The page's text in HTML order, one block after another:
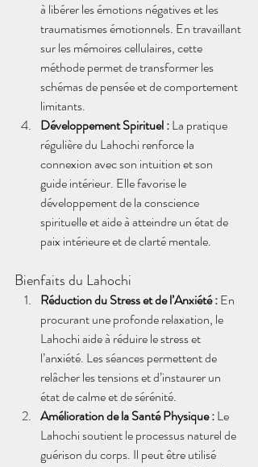
à libérer les émotions négatives et les
traumatismes émotionnels. En travaillant
sur les mémoires cellulaires, cette
méthode permet de transformer les
schémas de pensée et de comportement
limitants.
Développement Spirituel : La pratique
régulière du Lahochi renforce la
connexion avec son intuition et son
guide intérieur. Elle favorise le
développement de la conscience
spirituelle et aide à atteindre un état de
paix intérieure et de clarté mentale.
Bienfaits du Lahochi
Réduction du Stress et de l’Anxiété : En
procurant une profonde relaxation, le
Lahochi aide à réduire le stress et
l’anxiété. Les séances permettent de
relâcher les tensions et d’instaurer un
état de calme et de sérénité.
Amélioration de la Santé Physique : Le
Lahochi soutient le processus naturel de
guérison du corps. Il peut être utilisé